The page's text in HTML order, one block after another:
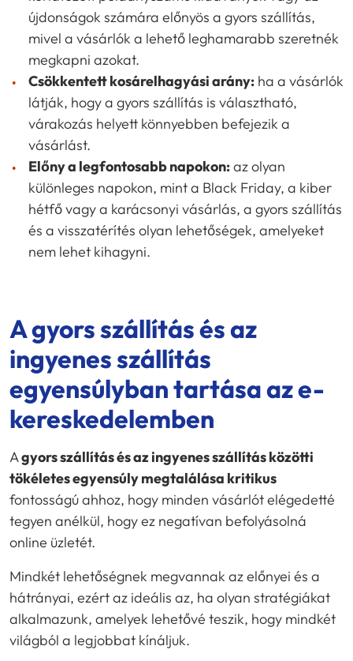
újdonságok számára előnyös a gyors szállítás,
mivel a vásárlók a lehető leghamarabb szeretnék
megkapni azokat.
Csökkentett kosárelhagyási arány: ha a vásárlók
látják, hogy a gyors szállítás is választható,
várakozás helyett könnyebben befejezik a
vásárlást.
Előny a legfontosabb napokon:az olyan
különleges napokon, mint a Black Friday, a kiber
hétfő vagy a karácsonyi vásárlás, a gyors szállítás
és a visszatérítés olyan lehetőségek, amelyeket
nem lehet kihagyni.
A gyors szállítás és az
ingyenes szállítás
egyensúlyban tartása az e-
kereskedelemben
Agyors szállítás és az ingyenes szállítás közötti
tökéletes egyensúly megtalálása kritikus
fontosságú ahhoz, hogy minden vásárlót elégedetté
tegyen anélkül, hogy ez negatívan befolyásolná
online üzletét.
Mindkét lehetőségnek megvannak az előnyei és a
hátrányai, ezért az ideális az, ha olyan stratégiákat
alkalmazunk, amelyek lehetővé teszik, hogy mindkét
világból a legjobbat kínáljuk.